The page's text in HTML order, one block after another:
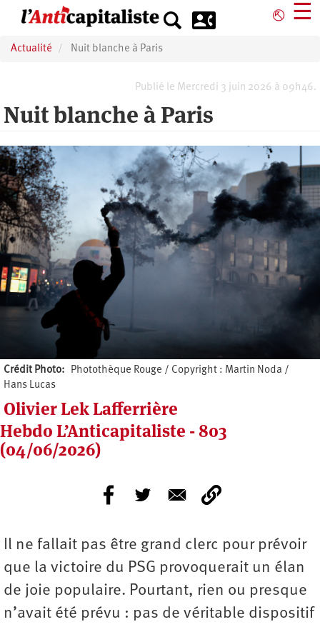
principal
⎋ ☰
Actualité Nuit blanche à Paris
Publié le Mercredi 3 juin 2026 à 09h46.
Nuit blanche à Paris
Crédit Photo
Photothèque Rouge / Copyright : Martin Noda /
Hans Lucas
Olivier Lek Lafferrière
Hebdo L’Anticapitaliste - 803
(04/06/2026)
Il ne fallait pas être grand clerc pour prévoir
que la victoire du PSG provoquerait un élan
de joie populaire. Pourtant, rien ou presque
n’avait été prévu : pas de véritable dispositif